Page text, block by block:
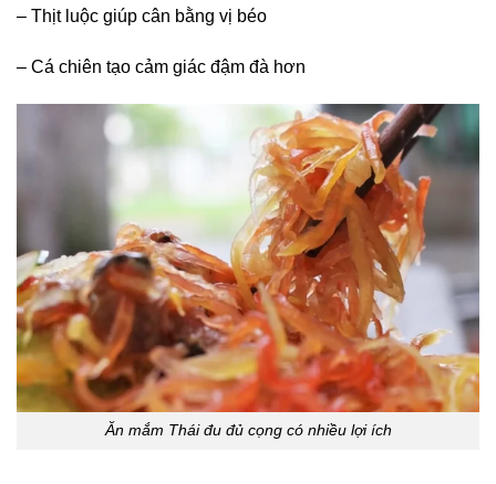
– Thịt luộc giúp cân bằng vị béo
– Cá chiên tạo cảm giác đậm đà hơn
Ăn mắm Thái đu đủ cọng có nhiều lợi ích